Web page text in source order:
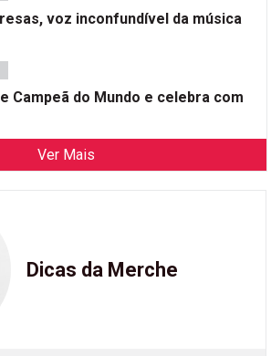
voz inconfundível da música
Campeã do Mundo e celebra com
Ver Mais
Dicas da Merche